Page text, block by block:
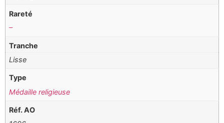
Rareté
–
Tranche
Lisse
Type
Médaille religieuse
Réf. AO